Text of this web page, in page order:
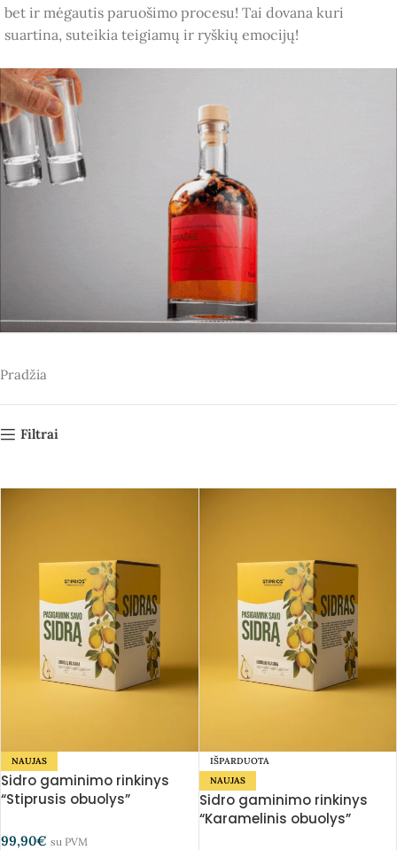
bet ir mėgautis paruošimo procesu! Tai dovana kuri
suartina, suteikia teigiamų ir ryškių emocijų!
Pradžia
Filtrai
NAUJAS
Sidro gaminimo rinkinys
“Stiprusis obuolys”
99,90€ su PVM
IŠPARDUOTA
NAUJAS
Sidro gaminimo rinkinys
“Karamelinis obuolys”